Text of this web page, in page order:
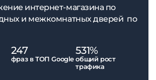
интернет-магазина по
и межкомнатных дверей по
247
фраз в ТОП Google
531%
общий рост
трафика